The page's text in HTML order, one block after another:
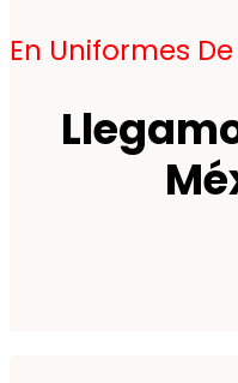
En Uniformes